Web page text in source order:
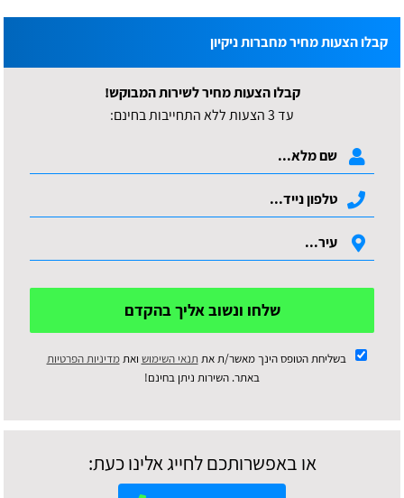
קבלו הצעות מחיר מחברות ניקיון
קבלו הצעות מחיר לשירות המבוקש!
עד 3 הצעות ללא התחייבות בחינם:
שלחו ונשוב אליך בהקדם
בשליחת הטופס הינך מאשר/ת את תנאי השימוש ואתמדיניות הפרטיות
באתר. השירות ניתן בחינם!
או באפשרותכם לחייג אלינו כעת: